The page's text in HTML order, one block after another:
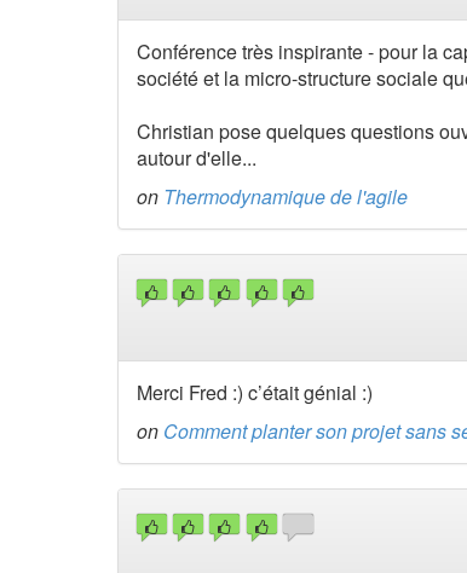
Conférence très inspirante - pour la
société et la micro-structure sociale
Christian pose quelques questions
autour d'elle...
on Thermodynamique de l'agile
Merci Fred :) c’était génial :)
on Comment planter son projet sans